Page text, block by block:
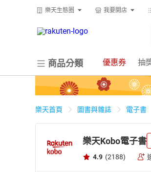
樂天生態圈 我要開店
商品分類 優惠券 抽
樂天首頁 圖書與雜誌 電子書
樂天Kobo電子書
4.9 (2188)